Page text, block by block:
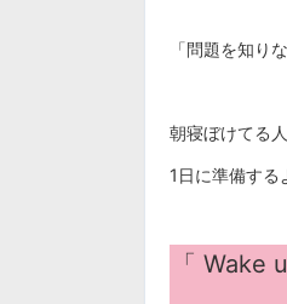
「問題を知り
朝寝ぼけてる
1日に準備する
「 Wake